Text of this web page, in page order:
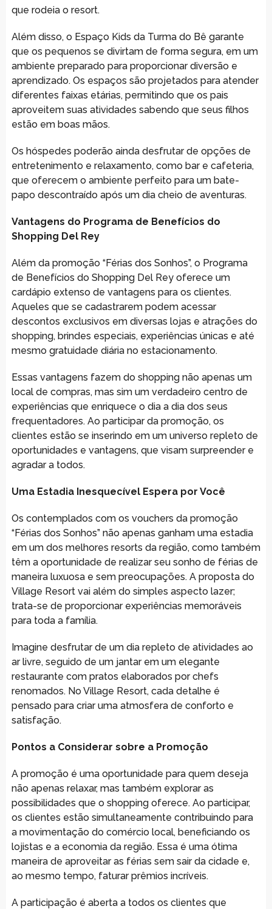
que rodeia o resort.
Além disso, o Espaço Kids da Turma do Bê garante
que os pequenos se divirtam de forma segura, em um
ambiente preparado para proporcionar diversão e
aprendizado. Os espaços são projetados para atender
diferentes faixas etárias, permitindo que os pais
aproveitem suas atividades sabendo que seus filhos
estão em boas mãos.
Os hóspedes poderão ainda desfrutar de opções de
entretenimento e relaxamento, como bar e cafeteria,
que oferecem o ambiente perfeito para um bate-
papo descontraído após um dia cheio de aventuras.
Vantagens do Programa de Benefícios do
Shopping Del Rey
Além da promoção “Férias dos Sonhos”, o Programa
de Benefícios do Shopping Del Rey oferece um
cardápio extenso de vantagens para os clientes.
Aqueles que se cadastrarem podem acessar
descontos exclusivos em diversas lojas e atrações do
shopping, brindes especiais, experiências únicas e até
mesmo gratuidade diária no estacionamento.
Essas vantagens fazem do shopping não apenas um
local de compras, mas sim um verdadeiro centro de
experiências que enriquece o dia a dia dos seus
frequentadores. Ao participar da promoção, os
clientes estão se inserindo em um universo repleto de
oportunidades e vantagens, que visam surpreender e
agradar a todos.
Uma Estadia Inesquecível Espera por Você
Os contemplados com os vouchers da promoção
“Férias dos Sonhos” não apenas ganham uma estadia
em um dos melhores resorts da região, como também
têm a oportunidade de realizar seu sonho de férias de
maneira luxuosa e sem preocupações. A proposta do
Village Resort vai além do simples aspecto lazer;
trata-se de proporcionar experiências memoráveis
para toda a família.
Imagine desfrutar de um dia repleto de atividades ao
ar livre, seguido de um jantar em um elegante
restaurante com pratos elaborados por chefs
renomados. No Village Resort, cada detalhe é
pensado para criar uma atmosfera de conforto e
satisfação.
Pontos a Considerar sobre a Promoção
A promoção é uma oportunidade para quem deseja
não apenas relaxar, mas também explorar as
possibilidades que o shopping oferece. Ao participar,
os clientes estão simultaneamente contribuindo para
a movimentação do comércio local, beneficiando os
lojistas e a economia da região. Essa é uma ótima
maneira de aproveitar as férias sem sair da cidade e,
ao mesmo tempo, faturar prêmios incríveis.
A participação é aberta a todos os clientes que